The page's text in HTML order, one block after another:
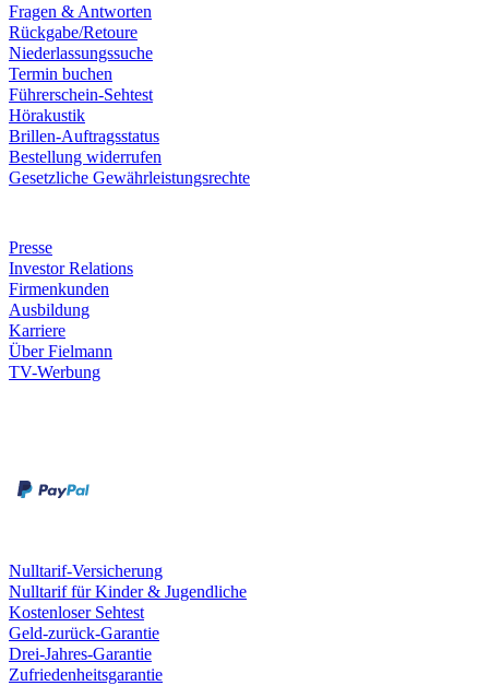
Fragen & Antworten
Rückgabe/Retoure
Niederlassungssuche
Termin buchen
Führerschein-Sehtest
Hörakustik
Brillen-Auftragsstatus
Bestellung widerrufen
Gesetzliche Gewährleistungsrechte
Presse
Investor Relations
Firmenkunden
Ausbildung
Karriere
Über Fielmann
TV-Werbung
Nulltarif-Versicherung
Nulltarif für Kinder & Jugendliche
Kostenloser Sehtest
Geld-zurück-Garantie
Drei-Jahres-Garantie
Zufriedenheitsgarantie